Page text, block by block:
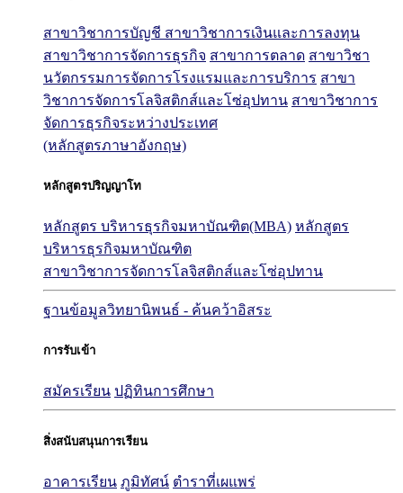
สาขาวิชาการบัญชี สาขาวิชาการเงินและการลงทุน
สาขาวิชาการจัดการธุรกิจ สาขาการตลาด สาขาวิชา
นวัตกรรมการจัดการโรงแรมและการบริการ สาขา
วิชาการจัดการโลจิสติกส์และโซ่อุปทาน สาขาวิชาการ
จัดการธุรกิจระหว่างประเทศ
(หลักสูตรภาษาอังกฤษ)
หลักสูตรปริญญาโท
หลักสูตร บริหารธุรกิจมหาบัณฑิต(MBA) หลักสูตร
บริหารธุรกิจมหาบัณฑิต
สาขาวิชาการจัดการโลจิสติกส์และโซ่อุปทาน
ฐานข้อมูลวิทยานิพนธ์ - ค้นคว้าอิสระ
การรับเข้า
สมัครเรียน ปฏิทินการศึกษา
สิ่งสนับสนุนการเรียน
อาคารเรียน ภูมิทัศน์ ตำราที่เผแพร่